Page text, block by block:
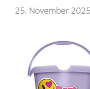
25. November 2025